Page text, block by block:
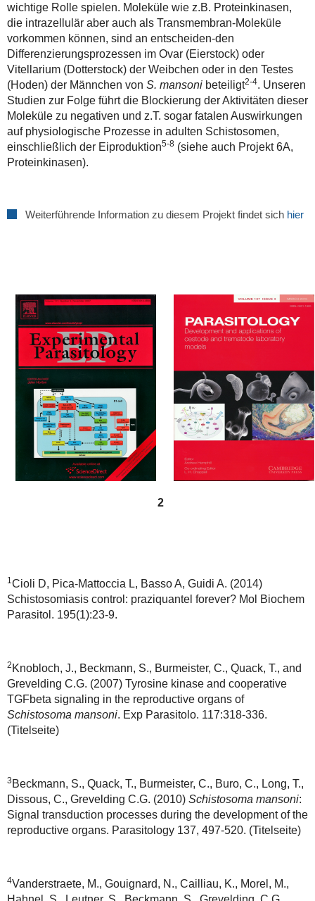
wichtige Rolle spielen. Moleküle wie z.B. Proteinkinasen,
die intrazellulär aber auch als Transmembran-Moleküle
vorkommen können, sind an entscheiden-den
Differenzierungsprozessen im Ovar (Eierstock) oder
Vitellarium (Dotterstock) der Weibchen oder in den Testes
(Hoden) der Männchen von S. mansonibeteiligt2-4. Unseren
Studien zur Folge führt die Blockierung der Aktivitäten dieser
Moleküle zu negativen und z.T. sogar fatalen Auswirkungen
auf physiologische Prozesse in adulten Schistosomen,
einschließlich der Eiproduktion5-8(siehe auch Projekt 6A,
Proteinkinasen).
Weiterführende Information zu diesem Projekt findet sich hier
2
1Cioli D, Pica-Mattoccia L, Basso A, Guidi A. (2014)
Schistosomiasis control: praziquantel forever? Mol Biochem
Parasitol. 195(1):23-9.
2 Knobloch, J., Beckmann, S., Burmeister, C., Quack, T., and
Grevelding C.G. (2007) Tyrosine kinase and cooperative
TGFbeta signaling in the reproductive organs of
Schistosoma mansoni. Exp Parasitolo. 117:318-336.
(Titelseite)
3 Beckmann, S., Quack, T., Burmeister, C., Buro, C., Long, T.,
Dissous, C., Grevelding C.G. (2010) Schistosoma mansoni:
Signal transduction processes during the development of the
reproductive organs. Parasitology 137, 497-520. (Titelseite)
4Vanderstraete, M., Gouignard, N., Cailliau, K., Morel, M.,